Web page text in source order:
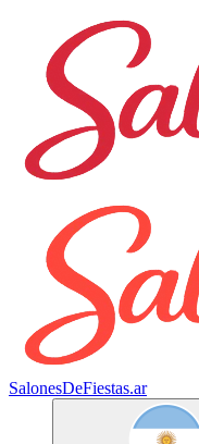
SalonesDeFiestas.ar